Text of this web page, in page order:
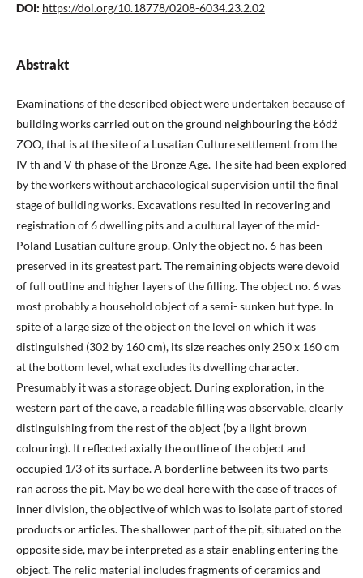
DOI: https://doi.org/10.18778/0208-6034.23.2.02
Abstrakt
Examinations of the described object were undertaken because of
building works carried out on the ground neighbouring the Łódź
ZOO, that is at the site of a Lusatian Culture settlement from the
IV th and V th phase of the Bronze Age. The site had been explored
by the workers without archaeological supervision until the final
stage of building works. Excavations resulted in recovering and
registration of 6 dwelling pits and a cultural layer of the mid-
Poland Lusatian culture group. Only the object no. 6 has been
preserved in its greatest part. The remaining objects were devoid
of full outline and higher layers of the filling. The object no. 6 was
most probably a household object of a semi- sunken hut type. In
spite of a large size of the object on the level on which it was
distinguished (302 by 160 cm), its size reaches only 250 x 160 cm
at the bottom level, what excludes its dwelling character.
Presumably it was a storage object. During exploration, in the
western part of the cave, a readable filling was observable, clearly
distinguishing from the rest of the object (by a light brown
colouring). It reflected axially the outline of the object and
occupied 1/3 of its surface. A borderline between its two parts
ran across the pit. May be we deal here with the case of traces of
inner division, the objective of which was to isolate part of stored
products or articles. The shallower part of the pit, situated on the
opposite side, may be interpreted as a stair enabling entering the
object. The relic material includes fragments of ceramics and